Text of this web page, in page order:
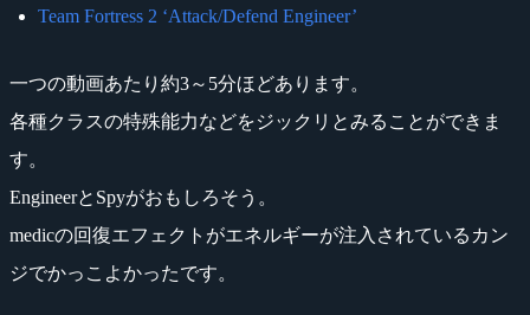
Team Fortress 2 ‘Attack/Defend Engineer’
一つの動画あたり約3～5分ほどあります。
各種クラスの特殊能力などをジックリとみることができま
す。
EngineerとSpyがおもしろそう。
medicの回復エフェクトがエネルギーが注入されているカン
ジでかっこよかったです。